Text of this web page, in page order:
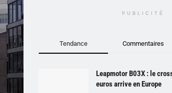
PUBLICITÉ
Tendance Commentaires
Leapmotor B03X : le
euros arrive en Europe